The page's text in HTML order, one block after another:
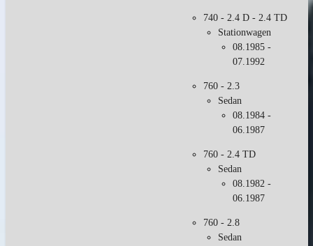
740 - 2.4 D - 2.4 TD
Stationwagen
08.1985 -
07.1992
760 - 2.3
Sedan
08.1984 -
06.1987
760 - 2.4 TD
Sedan
08.1982 -
06.1987
760 - 2.8
Sedan